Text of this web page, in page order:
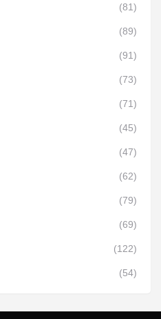
(81)
(89)
(91)
(73)
(71)
(45)
(47)
(62)
(79)
(69)
(122)
(54)